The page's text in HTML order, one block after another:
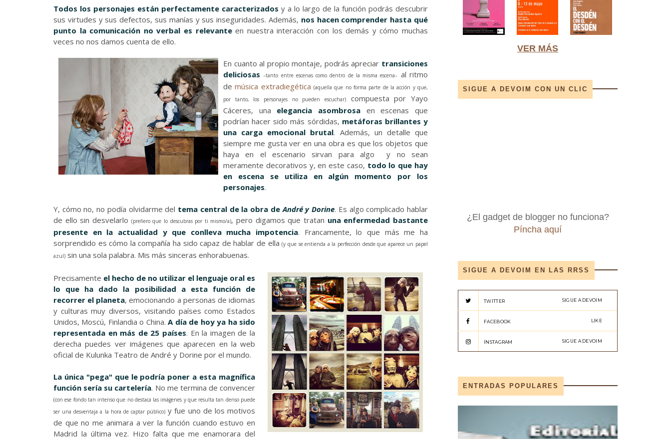
Todos los personajes están perfectamente caracterizados y a lo largo de la función podrás descubrir
sus virtudes y sus defectos, sus manías y sus inseguridades. Además, nos hacen comprender hasta qué
punto la comunicación no verbal es relevanteen nuestra interacción con los demás y cómo muchas
veces no nos damos cuenta de ello.
En cuanto al propio montaje, podrás apreciar transiciones
deliciosas
–tanto entre escenas como dentro de la misma escena–
al ritmo
demúsica extradiegética (aquella que no forma parte de la acción y que,
por tanto, los personajes no pueden escuchar)
compuesta por Yayo
Cáceres, una elegancia asombrosa en escenas que
podrían hacer sido más sórdidas, metáforas brillantes y
una carga emocional brutal. Además, un detalle que
siempre me gusta ver en una obra es que los objetos que
haya en el escenario sirvan para algo y no sean
meramente decorativos y, en este caso, todo lo que hay
en escena se utiliza en algún momento por los
personajes.
Y, cómo no, no podía olvidarme del tema central de la obra deAndré y Dorine. Es algo complicado hablar
de ello sin desvelarlo (prefiero que lo descubras por ti mismo/a), pero digamos que tratan una enfermedad bastante
presente en la actualidad y que conlleva mucha impotencia. Francamente, lo que más me ha
sorprendido es cómo la compañía ha sido capaz de hablar de ella(y que se entienda a la perfección desde que aparece un papel
azul) sin una sola palabra. Mis más sinceras enhorabuenas.
Precisamente el hecho de no utilizar el lenguaje oral es
lo que ha dado la posibilidad a esta función de
recorrer el planeta, emocionando a personas de idiomas
y culturas muy diversos, visitando países como Estados
Unidos, Moscú, Finlandia o China.A día de hoy ya ha sido
representada en más de 25 países. En la imagen de la
derecha puedes ver imágenes que aparecen en la web
oficial de Kulunka Teatro de André y Dorine por el mundo.
La única "pega" que le podría poner a esta magnífica
función sería su cartelería. No me termina de convencer
(con ese fondo tan intenso que no destaca las imágenes y que resulta tan denso puede
ser una desventaja a la hora de captar público) y fue uno de los motivos
de que no me animara a ver la función cuando estuvo en
Madrid la última vez. Hizo falta que me enamorara del
VER MÁS
SIGUE A DEVOIM CON UN CLIC
¿El gadget de blogger no funciona?
Píncha aquí
SIGUE A DEVOIM EN LAS RRSS
TWITTER SIGUE A DEVOIM
FACEBOOK LIKE
INSTAGRAM SIGUE A DEVOIM
ENTRADAS POPULARES